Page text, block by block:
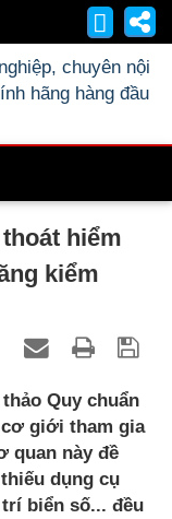
hiểm
kiểm
Quy chuẩn
giới tham gia
quan này đề
dụng cụ
biển số... đều